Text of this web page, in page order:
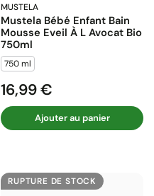
MUSTELA
Mustela Bébé Enfant Bain
Mousse Eveil À L Avocat Bio
750ml
750 ml
Prix
16,99 €
Ajouter au panier
RUPTURE DE STOCK